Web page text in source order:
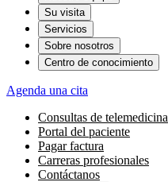
Su visita
Servicios
Sobre nosotros
Centro de conocimiento
Agenda una cita
Consultas de telemedicina
Portal del paciente
Pagar factura
Carreras profesionales
Contáctanos